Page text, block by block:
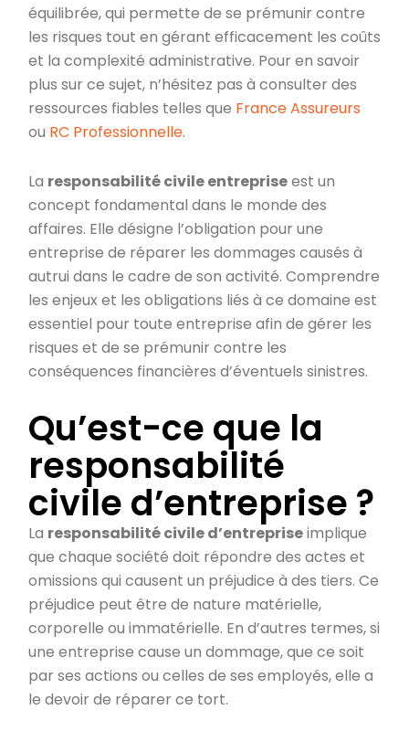
équilibrée, qui permette de se prémunir contre
les risques tout en gérant efficacement les coûts
et la complexité administrative. Pour en savoir
plus sur ce sujet, n’hésitez pas à consulter des
ressources fiables telles que France Assureurs
ou RC Professionnelle.
La responsabilité civile entrepriseest un
concept fondamental dans le monde des
affaires. Elle désigne l’obligation pour une
entreprise de réparer les dommages causés à
autrui dans le cadre de son activité. Comprendre
les enjeux et les obligations liés à ce domaine est
essentiel pour toute entreprise afin de gérer les
risques et de se prémunir contre les
conséquences financières d’éventuels sinistres.
Qu’est-ce que la
responsabilité
civile d’entreprise ?
La responsabilité civile d’entrepriseimplique
que chaque société doit répondre des actes et
omissions qui causent un préjudice à des tiers. Ce
préjudice peut être de nature matérielle,
corporelle ou immatérielle. En d’autres termes, si
une entreprise cause un dommage, que ce soit
par ses actions ou celles de ses employés, elle a
le devoir de réparer ce tort.